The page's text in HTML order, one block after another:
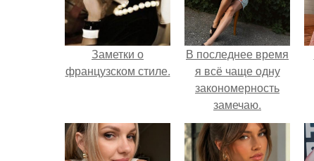
Заметки о
французском стиле.
В последнее время
я всё чаще одну
закономерность
замечаю.